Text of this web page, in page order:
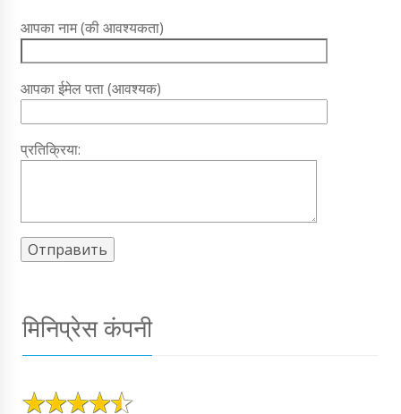
आपका नाम (की आवश्यकता)
आपका ईमेल पता (आवश्यक)
प्रतिक्रिया:
मिनिप्रेस कंपनी